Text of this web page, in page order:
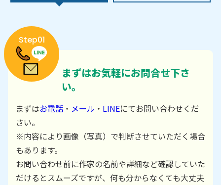
Step01
まずはお気軽にお問合せ下さ
い。
まずはお電話 ・ メール ・ LINEにてお問い合わせくだ
さい。
※内容により画像（写真）で判断させていただく場合
もあります。
お問い合わせ前に作家の名前や詳細など確認していた
だけるとスムーズですが、何も分からなくても大丈夫